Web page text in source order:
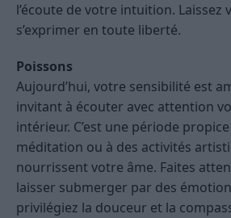
l’écoute de votre intuition. Laissez
s’exprimer en toute liberté.
Poissons
Aujourd’hui, votre sensibilité est
invitant à écouter avec attention
intérieur. C’est une période
méditation ou à des activités
nourrissent votre âme. Faites
laisser submerger par des
privilégiez la douceur et la